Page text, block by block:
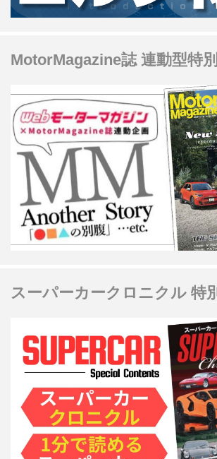
MotorMagazine誌 連動型特
スーパーカークロニクル 特